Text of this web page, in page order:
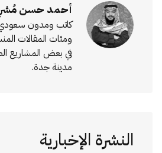
أحمد حسن
كاتب ومدون
ومئات المقالات
في بعض المشاريع
مدينة جدة.
النشرة الإخبارية